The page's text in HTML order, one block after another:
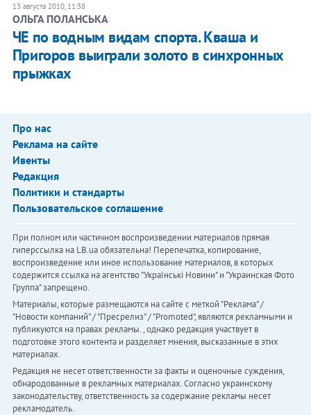
13 августа 2010, 11:38
ОЛЬГА ПОЛАНСЬКА
ЧЕ по водным видам спорта. Кваша и
Пригоров выиграли золото в синхронных
прыжках
Про нас
Реклама на сайте
Ивенты
Редакция
Политики и стандарты
Пользовательское соглашение
При полном или частичном воспроизведении материалов прямая
гиперссылка на LB.ua обязательна! Перепечатка, копирование,
воспроизведение или иное использование материалов, в которых
содержится ссылка на агентство "Українськi Новини" и "Украинская Фото
Группа" запрещено.
Материалы, которые размещаются на сайте с меткой "Реклама" /
"Новости компаний" / "Пресрелиз" / "Promoted", являются рекламными и
публикуются на правах рекламы. , однако редакция участвует в
подготовке этого контента и разделяет мнения, высказанные в этих
материалах.
Редакция не несет ответственности за факты и оценочные суждения,
обнародованные в рекламных материалах. Согласно украинскому
законодательству, ответственность за содержание рекламы несет
рекламодатель.